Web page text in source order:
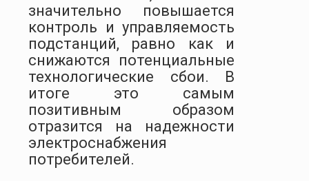
значительно повышается
контроль и управляемость
подстанций, равно как и
снижаются потенциальные
технологические сбои. В
итоге это самым
позитивным образом
отразится на надежности
электроснабжения
потребителей.